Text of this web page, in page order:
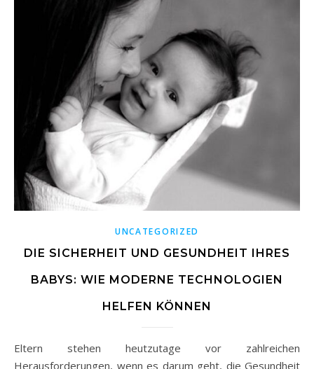
UNCATEGORIZED
DIE SICHERHEIT UND GESUNDHEIT IHRES
BABYS: WIE MODERNE TECHNOLOGIEN
HELFEN KÖNNEN
Eltern stehen heutzutage vor zahlreichen
Herausforderungen, wenn es darum geht, die Gesundheit